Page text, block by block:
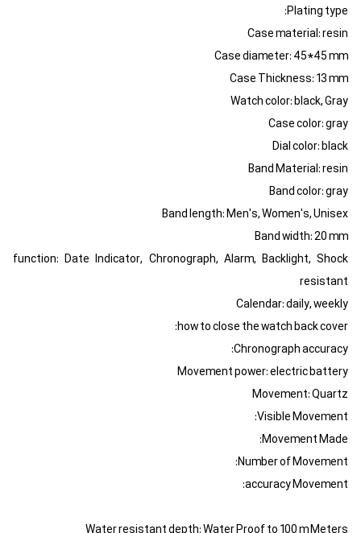
Plating type:
Case material: resin
Case diameter: 45*45 mm
Case Thickness: 13 mm
Watch color: black, Gray
Case color: gray
Dial color: black
Band Material: resin
Band color: gray
Band length: Men's, Women's, Unisex
Band width: 20 mm
function: Date Indicator, Chronograph, Alarm, Backlight, Shock
resistant
Calendar: daily, weekly
how to close the watch back cover:
Chronograph accuracy:
Movement power: electric battery
Movement: Quartz
Visible Movement:
Movement Made:
Number of Movement:
accuracy Movement: